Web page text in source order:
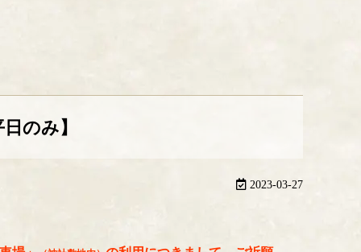
のみ】
2023-03-27